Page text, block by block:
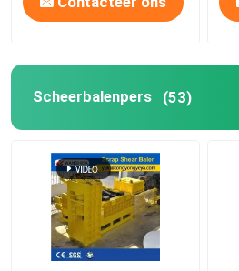
Scheerbalenpers (53)